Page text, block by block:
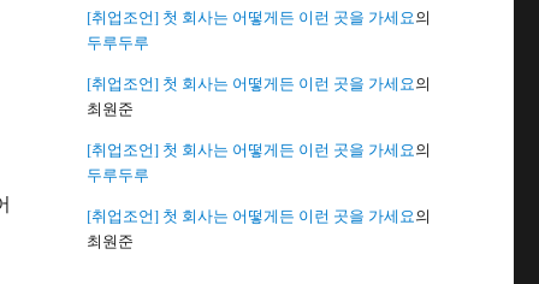
[취업조언] 첫 회사는 어떻게든 이런 곳을 가세요의
두루두루
[취업조언] 첫 회사는 어떻게든 이런 곳을 가세요의
최원준
[취업조언] 첫 회사는 어떻게든 이런 곳을 가세요의
두루두루
[취업조언] 첫 회사는 어떻게든 이런 곳을 가세요의
최원준